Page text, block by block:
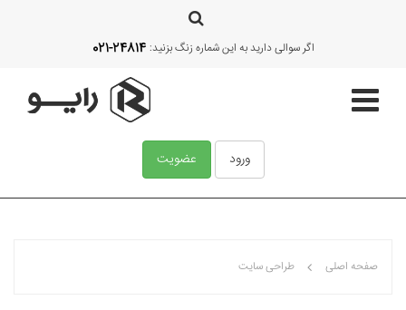
اگر سوالی دارید به این شماره زنگ بزنید: 021-24814
ورود عضویت
صفحه اصلی طراحی سایت